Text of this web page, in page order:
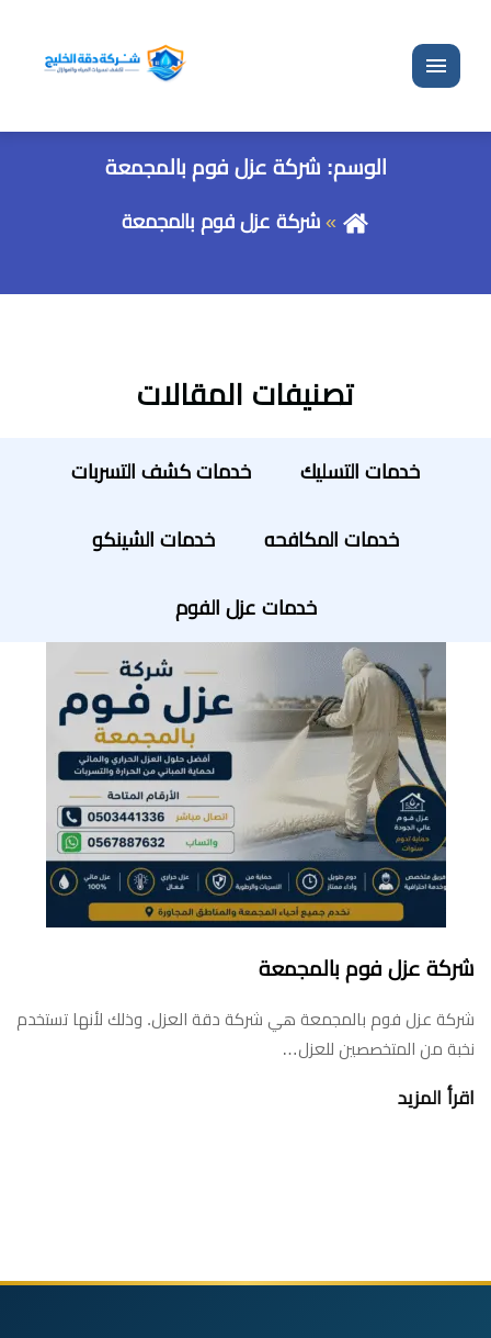
القائمة
الوسم: شركة عزل فوم بالمجمعة
شركة عزل فوم بالمجمعة
تصنيفات المقالات
خدمات التسليك خدمات كشف التسربات
خدمات المكافحه خدمات الشينكو
خدمات عزل الفوم
شركة عزل فوم بالمجمعة
شركة عزل فوم بالمجمعة هي شركة دقة العزل. وذلك لأنها تستخدم
نخبة من المتخصصين للعزل…
اقرأ المزيد